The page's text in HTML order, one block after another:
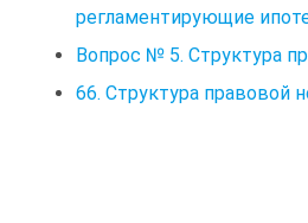
регламентирующие
Вопрос № 5. Структура
66. Структура правовой